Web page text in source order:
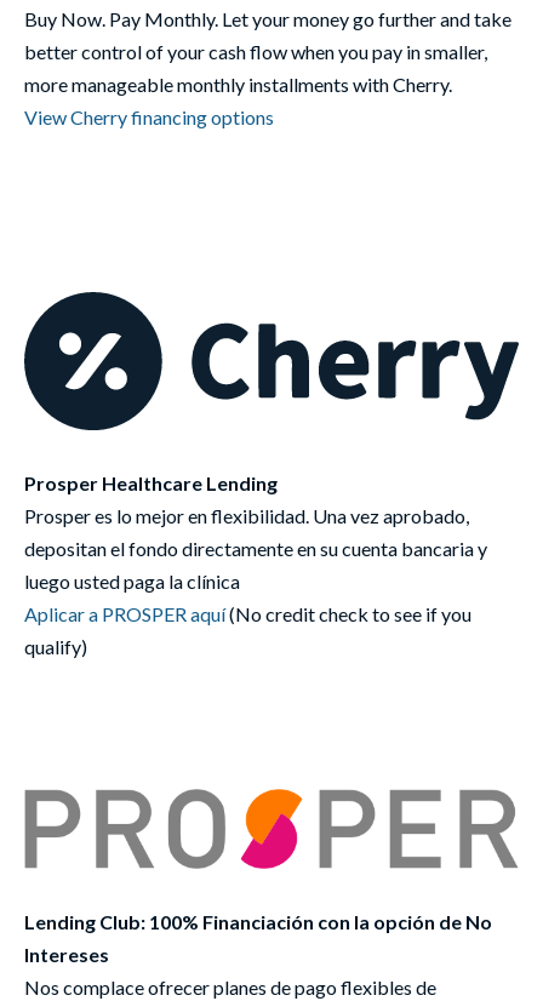
Buy Now. Pay Monthly. Let your money go further and take
better control of your cash flow when you pay in smaller,
more manageable monthly installments with Cherry.
View Cherry financing options
Prosper Healthcare Lending
Prosper es lo mejor en flexibilidad. Una vez aprobado,
depositan el fondo directamente en su cuenta bancaria y
luego usted paga la clínica
Aplicar a PROSPER aquí(No credit check to see if you
qualify)
Lending Club: 100% Financiación con la opción de No
Intereses
Nos complace ofrecer planes de pago flexibles de